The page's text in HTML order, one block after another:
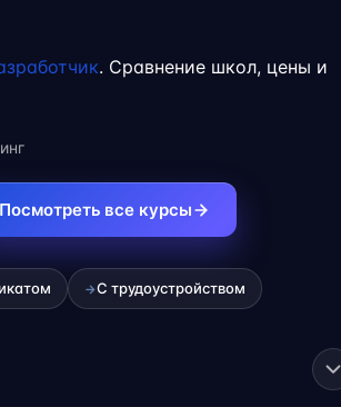
совмещать
. Сравнение школ, цены и
Посмотреть все курсы
→С трудоустройством